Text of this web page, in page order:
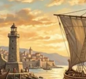
o contato com a
o escoamento da
mais rápido,